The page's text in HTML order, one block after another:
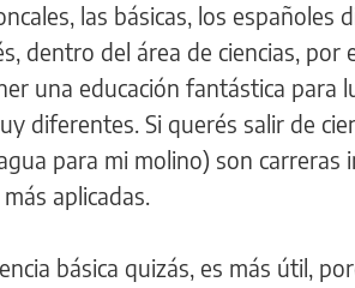
las básicas, los españoles
dentro del área de ciencias, por
una educación fantástica para
diferentes. Si querés salir de
para mi molino) son carreras
aplicadas.
básica quizás, es más útil,